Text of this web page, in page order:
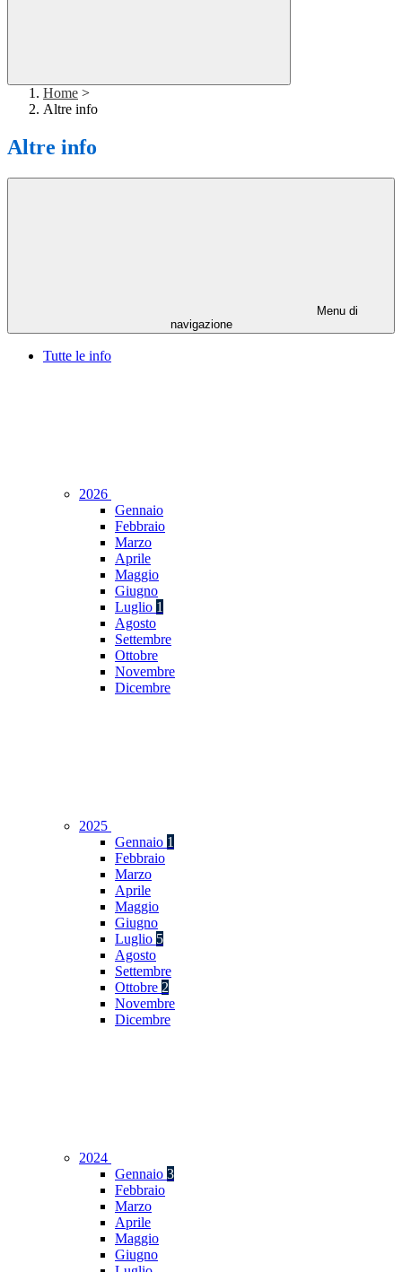
Home >
Altre info
Altre info
Menu di
navigazione
Tutte le info
2026
Gennaio
Febbraio
Marzo
Aprile
Maggio
Giugno
Luglio 1
Agosto
Settembre
Ottobre
Novembre
Dicembre
2025
Gennaio 1
Febbraio
Marzo
Aprile
Maggio
Giugno
Luglio 5
Agosto
Settembre
Ottobre 2
Novembre
Dicembre
2024
Gennaio 3
Febbraio
Marzo
Aprile
Maggio
Giugno